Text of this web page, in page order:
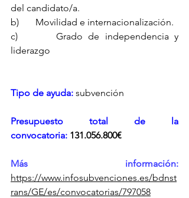
del candidato/a.
b)       Movilidad e internacionalización.
c)       Grado de independencia y
liderazgo
Tipo de ayuda: subvención
Presupuesto total de la
convocatoria: 131.056.800€
https://www.infosubvenciones.es/bdnst
rans/GE/es/convocatorias/797058